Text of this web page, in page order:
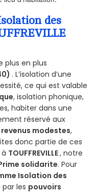
des
plus en plus
. L’isolation d’une
ce qui est valable
, isolation phonique,
habiter dans une
réservé aux
revenus modestes,
donc partie de ces
TOUFFREVILLE, notre
solidarite. Pour
Isolation des
les pouvoirs